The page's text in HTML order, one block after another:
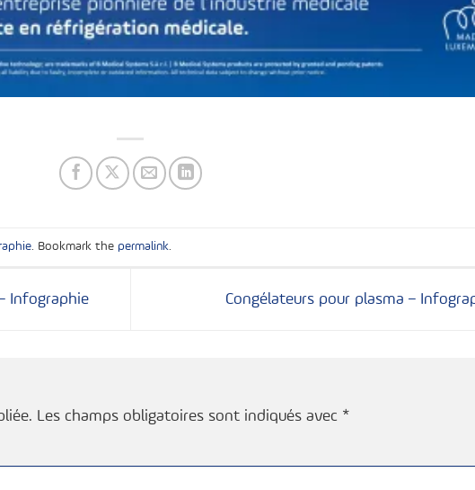
. Bookmark the permalink.
Infographie Congélateurs pour plasma –
Les champs obligatoires sont indiqués avec *